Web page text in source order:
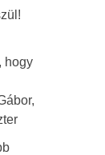
hogy